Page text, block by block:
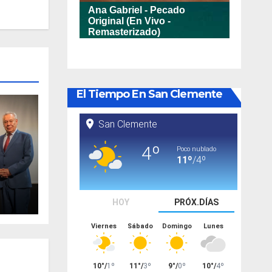
El Tiempo En San Clemente